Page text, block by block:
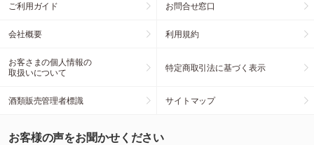
ご利用ガイド お問合せ窓口
会社概要 利用規約
お客さまの個人情報の
取扱いについて
特定商取引法に基づく表示
酒類販売管理者標識 サイトマップ
お客様の声をお聞かせください